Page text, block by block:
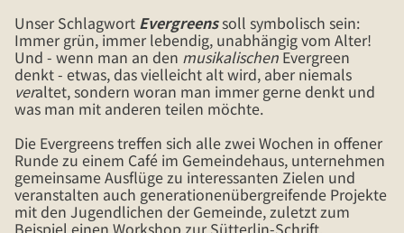
Unser Schlagwort Evergreenssoll symbolisch sein:
Immer grün, immer lebendig, unabhängig vom Alter!
Und - wenn man an den musikalischenEvergreen
denkt - etwas, das vielleicht alt wird, aber niemals
veraltet, sondern woran man immer gerne denkt und
was man mit anderen teilen möchte.
Die Evergreens treffen sich alle zwei Wochen in offener
Runde zu einem Café im Gemeindehaus, unternehmen
gemeinsame Ausflüge zu interessanten Zielen und
veranstalten auch generationenübergreifende Projekte
mit den Jugendlichen der Gemeinde, zuletzt zum
Beispiel einen Workshop zur Sütterlin-Schrift.